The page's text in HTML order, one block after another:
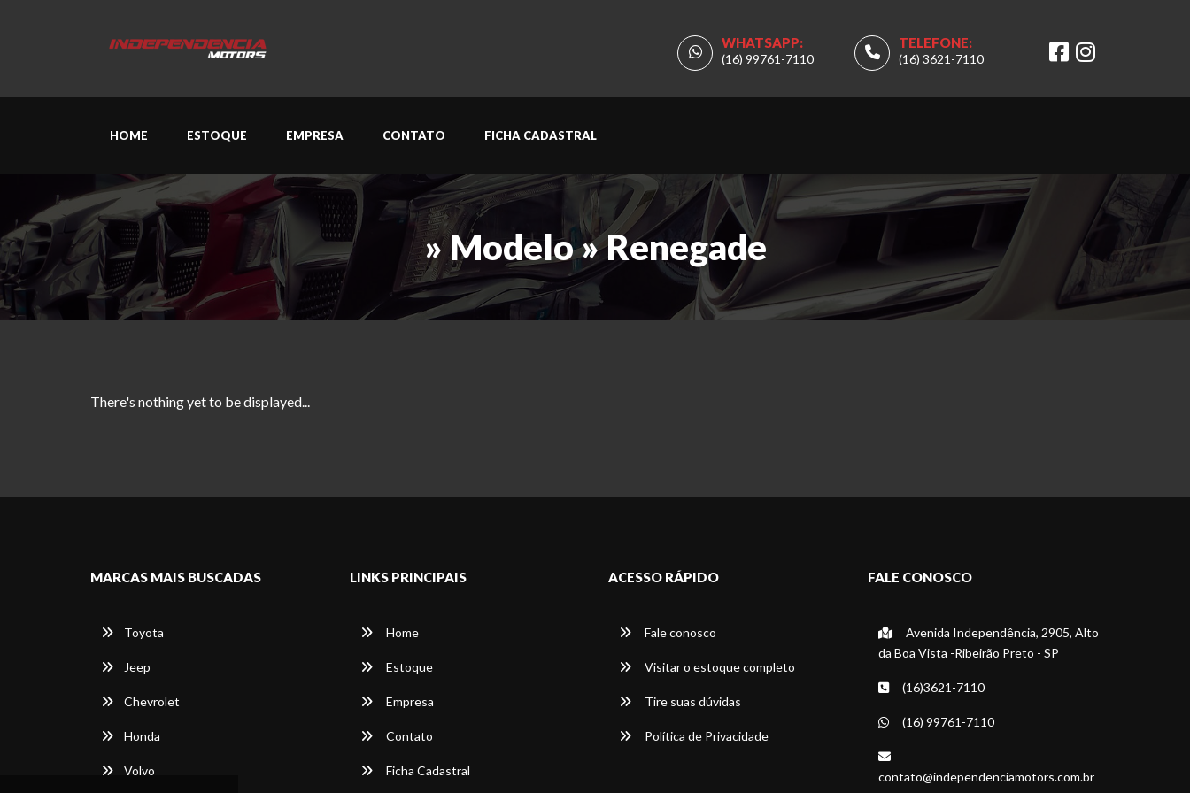
TELEFONE:
(16) 3621-7110
WHATSAPP:
(16) 99761-7110
HOME ESTOQUE EMPRESA CONTATO FICHA CADASTRAL
» Modelo » Renegade
There's nothing yet to be displayed...
MARCAS MAIS BUSCADAS
Toyota
Jeep
Chevrolet
Honda
Volvo
LINKS PRINCIPAIS
Home
Estoque
Empresa
Contato
Ficha Cadastral
ACESSO RÁPIDO
Fale conosco
Visitar o estoque completo
Tire suas dúvidas
Política de Privacidade
FALE CONOSCO
Avenida Independência, 2905, Alto
da Boa Vista -Ribeirão Preto - SP
(16)3621-7110
(16) 99761-7110
contato@independenciamotors.com.br